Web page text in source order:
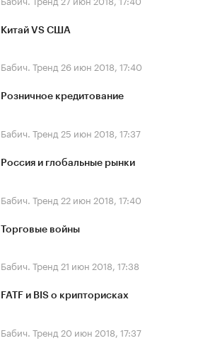
Китай VS США
Бабич. Тренд 26 июн 2018, 17:40
Розничное кредитование
Бабич. Тренд 25 июн 2018, 17:37
Россия и глобальные рынки
Бабич. Тренд 22 июн 2018, 17:40
Торговые войны
Бабич. Тренд 21 июн 2018, 17:38
FATF и BIS о крипторисках
Бабич. Тренд 20 июн 2018, 17:37